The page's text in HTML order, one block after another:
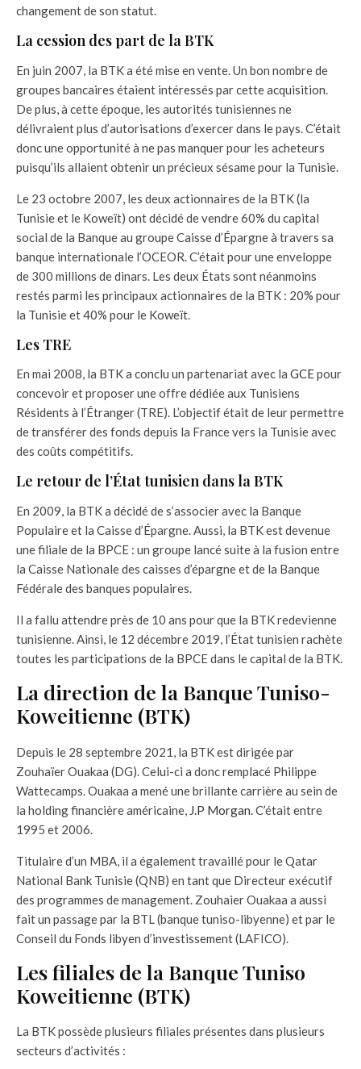
changement de son statut.
La cession des part de la BTK
En juin 2007, la BTK a été mise en vente. Un bon nombre de
groupes bancaires étaient intéressés par cette acquisition.
De plus, à cette époque, les autorités tunisiennes ne
délivraient plus d’autorisations d’exercer dans le pays. C’était
donc une opportunité à ne pas manquer pour les acheteurs
puisqu’ils allaient obtenir un précieux sésame pour la Tunisie.
Le 23 octobre 2007, les deux actionnaires de la BTK (la
Tunisie et le Koweït) ont décidé de vendre 60% du capital
social de la Banque au groupe Caisse d’Épargne à travers sa
banque internationale l’OCEOR. C’était pour une enveloppe
de 300 millions de dinars. Les deux États sont néanmoins
restés parmi les principaux actionnaires de la BTK : 20% pour
la Tunisie et 40% pour le Koweït.
Les TRE
En mai 2008, la BTK a conclu un partenariat avec la GCEpour
concevoir et proposer une offre dédiée aux Tunisiens
Résidents à l’Étranger (TRE). L’objectif était de leur permettre
de transférer des fonds depuis la France vers la Tunisie avec
des coûts compétitifs.
Le retour de l’État tunisien dans la BTK
En 2009, la BTK a décidé de s’associer avec la Banque
Populaire et la Caisse d’Épargne. Aussi, la BTK est devenue
une filiale de la BPCE : un groupe lancé suite à la fusion entre
la Caisse Nationale des caisses d’épargne et de la Banque
Fédérale des banques populaires.
Il a fallu attendre près de 10 ans pour que la BTK redevienne
tunisienne. Ainsi, le 12 décembre 2019, l’État tunisien rachète
toutes les participations de la BPCE dans le capital de la BTK.
La direction de la Banque Tuniso-
Koweitienne (BTK)
Depuis le 28 septembre 2021, la BTK est dirigée par
Zouhaïer Ouakaa (DG). Celui-ci a donc remplacé Philippe
Wattecamps. Ouakaa a mené une brillante carrière au sein de
la holding financière américaine, J.P Morgan. C’était entre
1995 et 2006.
Titulaire d’un MBA, il a également travaillé pour le Qatar
National Bank Tunisie (QNB) en tant que Directeur exécutif
des programmes de management. Zouhaier Ouakaa a aussi
fait un passage par la BTL (banque tuniso-libyenne) et par le
Conseil du Fonds libyen d’investissement (LAFICO).
Les filiales de la Banque Tuniso
Koweitienne (BTK)
La BTK possède plusieurs filiales présentes dans plusieurs
secteurs d’activités :